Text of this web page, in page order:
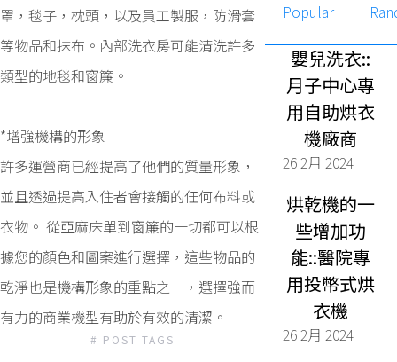
罩，毯子，枕頭，以及員工製服，防滑套
等物品和抹布。內部洗衣房可能清洗許多
類型的地毯和窗簾。
*增強機構的形象
許多運營商已經提高了他們的質量形象，
並且透過提高入住者會接觸的任何布料或
衣物。 從亞麻床單到窗簾的一切都可以根
據您的顏色和圖案進行選擇，這些物品的
乾淨也是機構形象的重點之一，選擇強而
有力的商業機型有助於有效的清潔。
# POST TAGS
Popular
嬰兒洗衣::
月子中心專
用自助烘衣
機廠商
26 2月 2024
烘乾機的一
些增加功
能::醫院專
用投幣式烘
衣機
26 2月 2024